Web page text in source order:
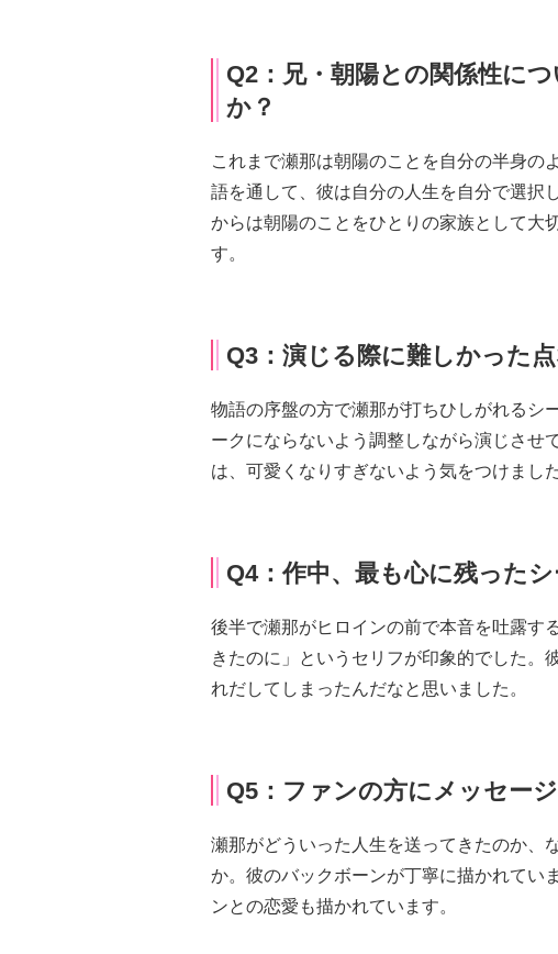
Q2：兄・朝陽との関係性に
か？
これまで瀬那は朝陽のことを自分の半身の
語を通して、彼は自分の人生を自分で選択
からは朝陽のことをひとりの家族として大
す。
Q3：演じる際に難しかった
物語の序盤の方で瀬那が打ちひしがれるシ
ークにならないよう調整しながら演じさせ
は、可愛くなりすぎないよう気をつけまし
Q4：作中、最も心に残った
後半で瀬那がヒロインの前で本音を吐露す
きたのに」というセリフが印象的でした。
れだしてしまったんだなと思いました。
Q5：ファンの方にメッセー
瀬那がどういった人生を送ってきたのか、
か。彼のバックボーンが丁寧に描かれてい
ンとの恋愛も描かれています。